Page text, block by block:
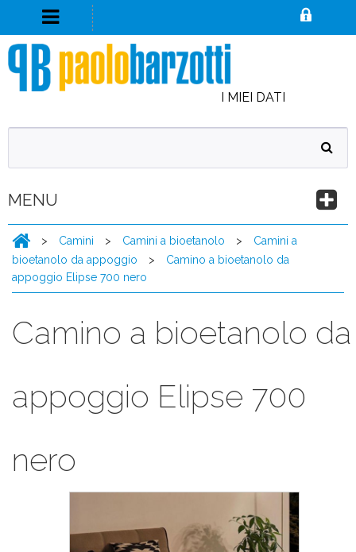
I MIEI DATI
MENU
> Camini > Camini a bioetanolo >
Camini a
bioetanolo da appoggio
>
Camino a bioetanolo da
appoggio Elipse 700 nero
Camino a bioetanolo da
appoggio Elipse 700
nero